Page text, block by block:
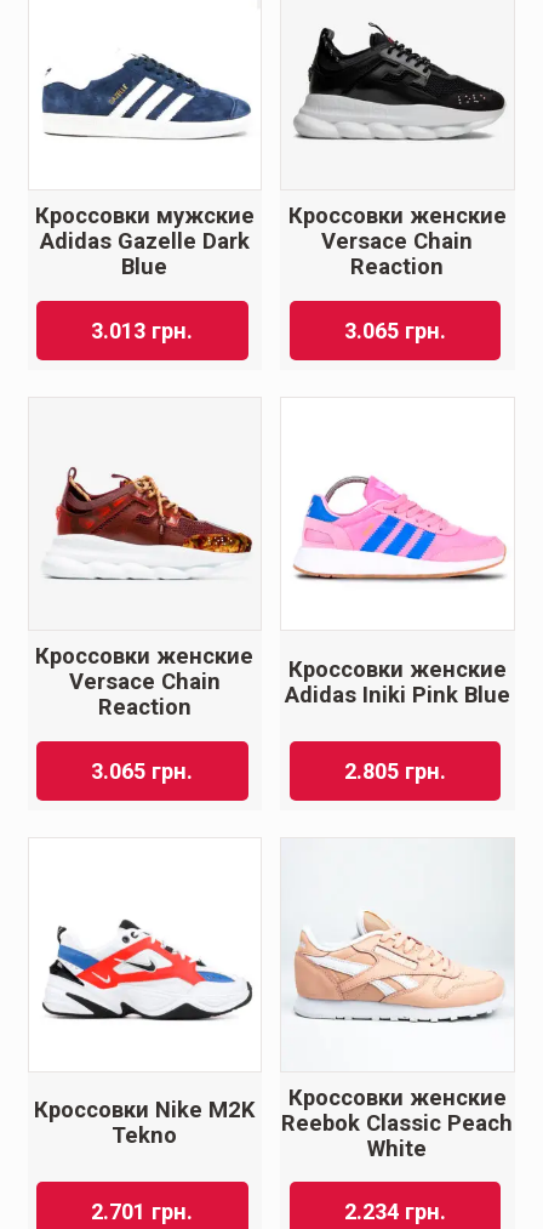
Кроссовки мужские
Adidas Gazelle Dark
Blue
3.013 грн.
Кроссовки женские
Versace Chain
Reaction
3.065 грн.
Кроссовки женские
Versace Chain
Reaction
3.065 грн.
Кроссовки женские
Adidas Iniki Pink Blue
2.805 грн.
Кроссовки Nike M2K
Tekno
2.701 грн.
Кроссовки женские
Reebok Classic Peach
White
2.234 грн.